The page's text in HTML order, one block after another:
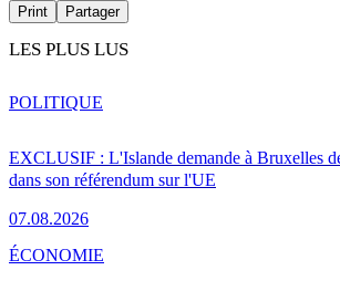
Print Partager
LES PLUS LUS
EXCLUSIF : L'Islande demande à Bruxelles
dans son référendum sur l'UE
07.08.2026
POLITIQUE
ÉCONOMIE